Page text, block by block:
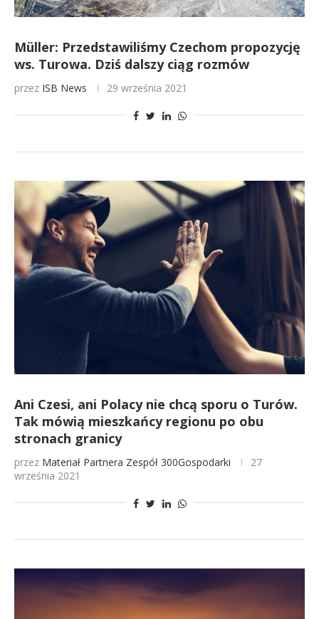
Müller: Przedstawiliśmy Czechom propozycję
ws. Turowa. Dziś dalszy ciąg rozmów
przez ISB News 29 września 2021
Ani Czesi, ani Polacy nie chcą sporu o Turów.
Tak mówią mieszkańcy regionu po obu
stronach granicy
przez Materiał Partnera Zespół 300Gospodarki
27
września 2021